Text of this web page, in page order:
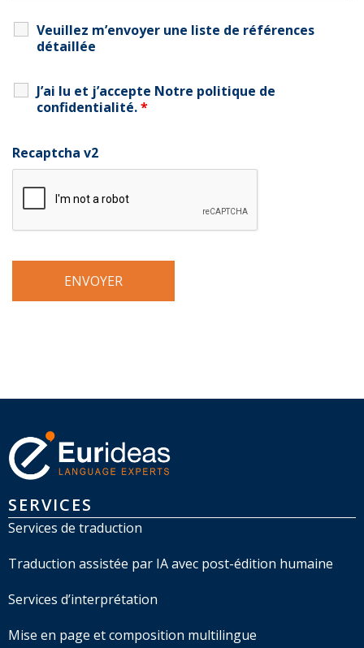
Veuillez m’envoyer une liste de références
détaillée
J’ai lu et j’accepte Notre politique de
confidentialité.*
Recaptcha v2
SERVICES
Services de traduction
Traduction assistée par IA avec post-édition humaine
Services d’interprétation
Mise en page et composition multilingue